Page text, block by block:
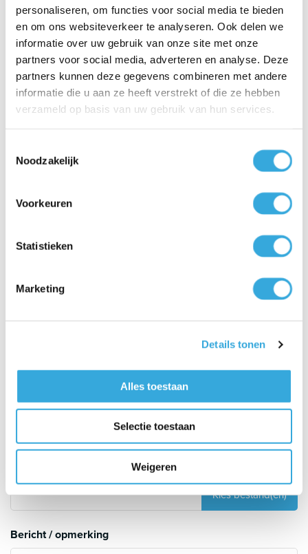
personaliseren, om functies voor social media te bieden
en om ons websiteverkeer te analyseren. Ook delen we
informatie over uw gebruik van onze site met onze
partners voor social media, adverteren en analyse. Deze
partners kunnen deze gegevens combineren met andere
informatie die u aan ze heeft verstrekt of die ze hebben
verzameld op basis van uw gebruik van hun services.
Noodzakelijk
Voorkeuren
Statistieken
Marketing
Details tonen
Alles toestaan
Selectie toestaan
Weigeren
Adres*
Postcode*
Woonplaats*
Hoeveel meters leiding moet er aangesloten worden?
Upload foto's om te verduidelijken
Bericht / opmerking